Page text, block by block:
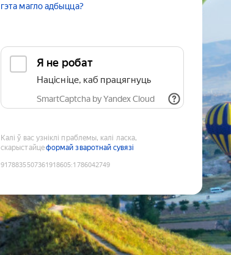
гэта магло адбыцца?
Я не робат
Націсніце, каб працягнуць
SmartCaptcha by Yandex Cloud
Калі ў вас узніклі праблемы, калі ласка,
скарыстайцеформай зваротнай сувязі
9178835507361918605:1786042749